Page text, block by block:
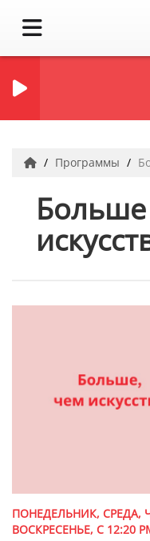
Программы
ПОНЕДЕЛЬНИК, СРЕДА,
ВОСКРЕСЕНЬЕ, С 12:20